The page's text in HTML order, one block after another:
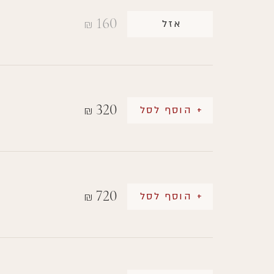
₪ 160 אזל
₪ 320 + הוסף לסל
₪ 720 + הוסף לסל